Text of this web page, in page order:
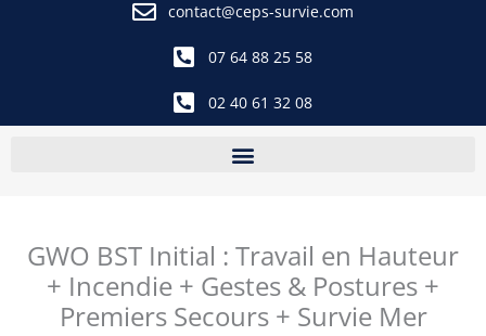
contact@ceps-survie.com
07 64 88 25 58
02 40 61 32 08
GWO BST Initial : Travail en Hauteur
+ Incendie + Gestes & Postures +
Premiers Secours + Survie Mer